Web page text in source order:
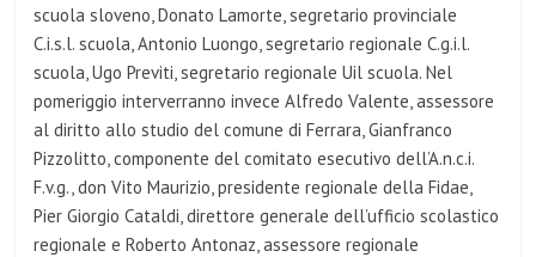
scuola sloveno, Donato Lamorte, segretario provinciale
C.i.s.l. scuola, Antonio Luongo, segretario regionale C.g.i.l.
scuola, Ugo Previti, segretario regionale Uil scuola. Nel
pomeriggio interverranno invece Alfredo Valente, assessore
al diritto allo studio del comune di Ferrara, Gianfranco
Pizzolitto, componente del comitato esecutivo dell’A.n.c.i.
F.v.g., don Vito Maurizio, presidente regionale della Fidae,
Pier Giorgio Cataldi, direttore generale dell’ufficio scolastico
regionale e Roberto Antonaz, assessore regionale